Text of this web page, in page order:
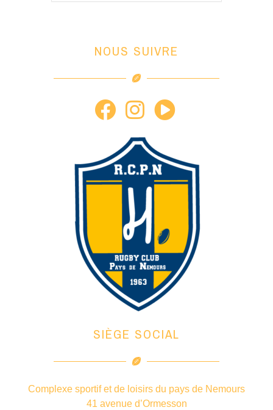
NOUS SUIVRE
SIÈGE SOCIAL
Complexe sportif et de loisirs du pays de Nemours
41 avenue d’Ormesson